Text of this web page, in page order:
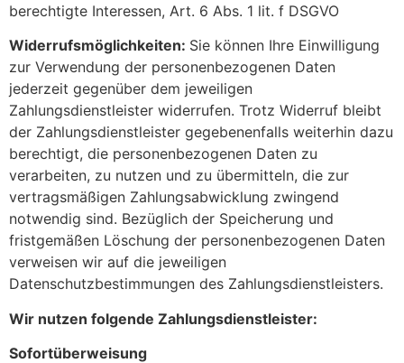
berechtigte Interessen, Art. 6 Abs. 1 lit. f DSGVO
Widerrufsmöglichkeiten: Sie können Ihre Einwilligung
zur Verwendung der personenbezogenen Daten
jederzeit gegenüber dem jeweiligen
Zahlungsdienstleister widerrufen. Trotz Widerruf bleibt
der Zahlungsdienstleister gegebenenfalls weiterhin dazu
berechtigt, die personenbezogenen Daten zu
verarbeiten, zu nutzen und zu übermitteln, die zur
vertragsmäßigen Zahlungsabwicklung zwingend
notwendig sind. Bezüglich der Speicherung und
fristgemäßen Löschung der personenbezogenen Daten
verweisen wir auf die jeweiligen
Datenschutzbestimmungen des Zahlungsdienstleisters.
Wir nutzen folgende Zahlungsdienstleister:
Sofortüberweisung